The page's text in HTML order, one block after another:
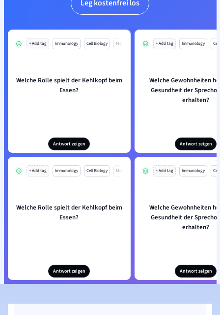
Leg kostenfrei los
+ Add tag Immunology Cell Biology Mo
Welche Rolle spielt der Kehlkopf beim
Essen?
Antwort zeigen
+ Add tag Immunology
Welche Gewohnheiten
Gesundheit der
erhalten?
Antwort zeigen
+ Add tag Immunology Cell Biology Mo
Welche Rolle spielt der Kehlkopf beim
Essen?
Antwort zeigen
+ Add tag Immunology
Welche Gewohnheiten
Gesundheit der
erhalten?
Antwort zeigen